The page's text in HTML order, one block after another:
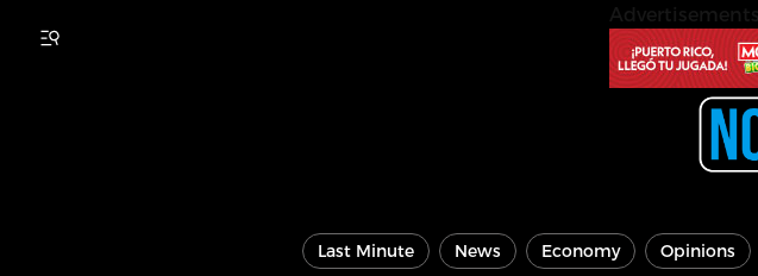
Last Minute News Economy Opinions